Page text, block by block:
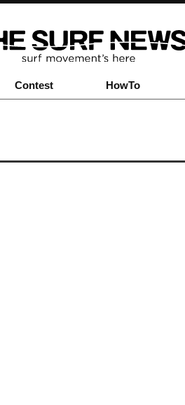
Contest HowTo